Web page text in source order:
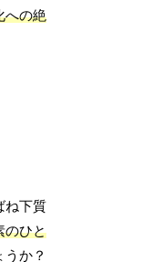
への絶
ね下質
のひと
か？